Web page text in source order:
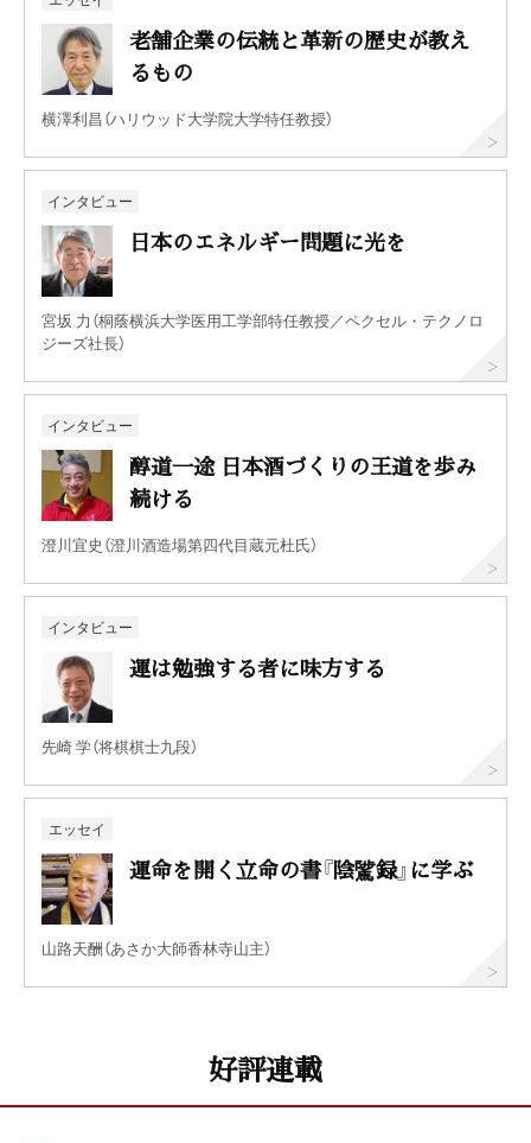
老舗企業の伝統と革新の歴史が教え
るもの
横澤利昌（ハリウッド大学院大学特任教授）
インタビュー
日本のエネルギー問題に光を
宮坂 力（桐蔭横浜大学医用工学部特任教授／ペクセル・テクノロ
ジーズ社長）
インタビュー
醇道一途 日本酒づくりの王道を歩み
続ける
澄川宜史（澄川酒造場第四代目蔵元杜氏）
インタビュー
運は勉強する者に味方する
先崎 学（将棋棋士九段）
エッセイ
運命を開く立命の書『陰騭録』に学ぶ
山路天酬（あさか大師香林寺山主）
好評連載